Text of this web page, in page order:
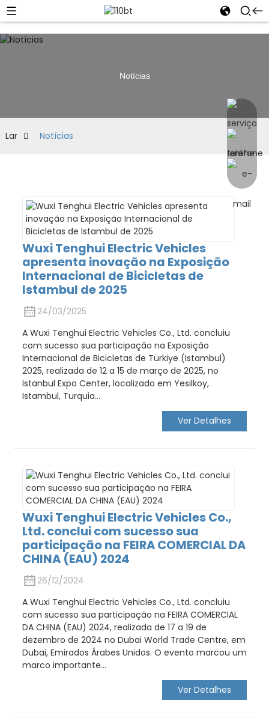
Notícias
Lar Notícias
Wuxi Tenghui Electric Vehicles
apresenta inovação na Exposição
Internacional de Bicicletas de
Istambul de 2025
24/03/2025
A Wuxi Tenghui Electric Vehicles Co., Ltd. concluiu
com sucesso sua participação na Exposição
Internacional de Bicicletas de Türkiye (Istambul)
2025, realizada de 12 a 15 de março de 2025, no
Istanbul Expo Center, localizado em Yesilkoy,
Istambul, Turquia...
Ver Detalhes
Wuxi Tenghui Electric Vehicles Co.,
Ltd. conclui com sucesso sua
participação na FEIRA COMERCIAL DA
CHINA (EAU) 2024
26/12/2024
A Wuxi Tenghui Electric Vehicles Co., Ltd. concluiu
com sucesso sua participação na FEIRA COMERCIAL
DA CHINA (EAU) 2024, realizada de 17 a 19 de
dezembro de 2024 no Dubai World Trade Centre, em
Dubai, Emirados Árabes Unidos. O evento marcou um
marco importante...
Ver Detalhes